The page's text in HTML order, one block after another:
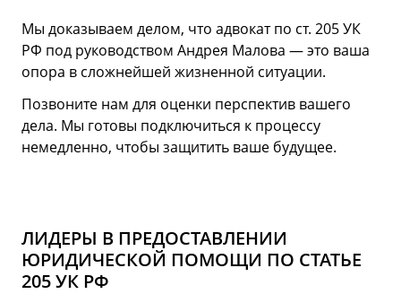
Мы доказываем делом, что адвокат по ст. 205 УК
РФ под руководством Андрея Малова — это ваша
опора в сложнейшей жизненной ситуации.
Позвоните нам для оценки перспектив вашего
дела. Мы готовы подключиться к процессу
немедленно, чтобы защитить ваше будущее.
ЛИДЕРЫ В ПРЕДОСТАВЛЕНИИ
ЮРИДИЧЕСКОЙ ПОМОЩИ ПО СТАТЬЕ
205 УК РФ